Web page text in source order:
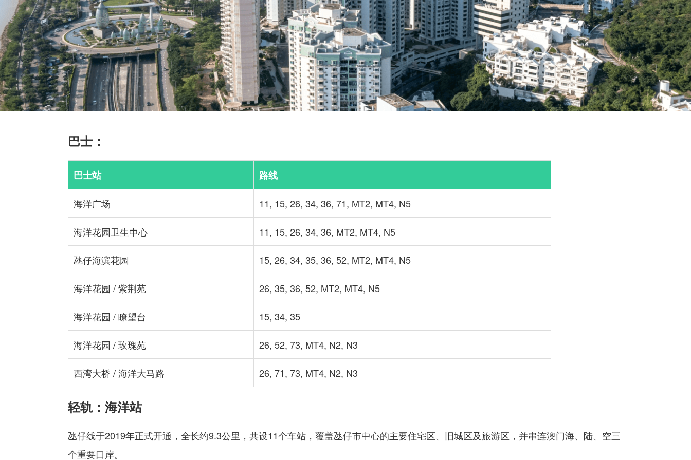
巴士：
巴士站 路线
海洋广场 11, 15, 26, 34, 36, 71, MT2, MT4, N5
海洋花园卫生中心 11, 15, 26, 34, 36, MT2, MT4, N5
氹仔海滨花园 15, 26, 34, 35, 36, 52, MT2, MT4, N5
海洋花园 / 紫荆苑 26, 35, 36, 52, MT2, MT4, N5
海洋花园 / 瞭望台 15, 34, 35
海洋花园 / 玫瑰苑 26, 52, 73, MT4, N2, N3
西湾大桥 / 海洋大马路 26, 71, 73, MT4, N2, N3
轻轨：海洋站
氹仔线于2019年正式开通，全长约9.3公里，共设11个车站，覆盖氹仔市中心的主要住宅区、旧城区及旅游区，并串连澳门海、陆、空三
个重要口岸。